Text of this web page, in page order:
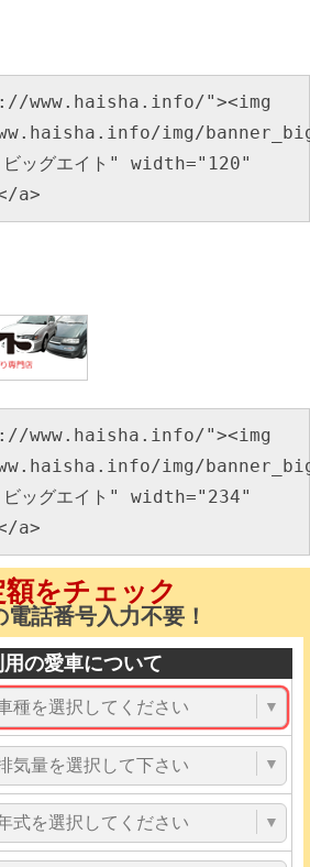
www.haisha.info/"><img
img/
ッグエイト" width="120"
a>
www.haisha.info/"><img
img/
ッグエイト" width="234"
a>
額をチェック
電話番号入力不要！
用の愛車について
▼
▼
▼